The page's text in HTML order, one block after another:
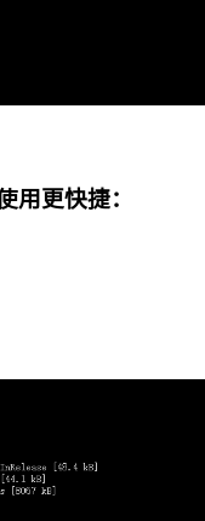
用更快捷：